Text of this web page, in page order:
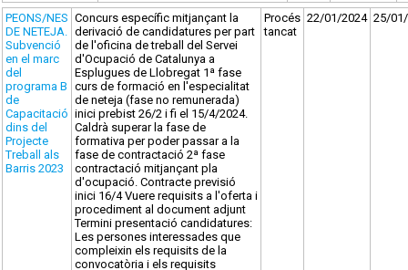
PEONS/NES
DE NETEJA.
Subvenció
en el marc
del
programa B
de
Capacitació
dins del
Projecte
Treball als
Barris 2023
Concurs específic mitjançant la
derivació de candidatures per part
de l'oficina de treball del Servei
d'Ocupació de Catalunya a
Esplugues de Llobregat 1ª fase
curs de formació en l'especialitat
de neteja (fase no remunerada)
inici prebist 26/2 i fi el 15/4/2024.
Caldrà superar la fase de
formativa per poder passar a la
fase de contractació 2ª fase
contractació mitjançant pla
d'ocupació. Contracte previsió
inici 16/4 Vuere requisits a l'oferta i
procediment al document adjunt
Termini presentació candidatures:
Les persones interessades que
compleixin els requisits de la
convocatòria i els requisits
Procés
tancat
22/01/2024 25/